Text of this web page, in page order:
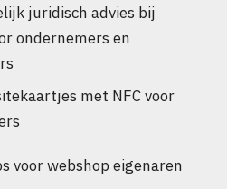
juridisch advies bij
ondernemers en
met NFC voor
voor webshop eigenaren